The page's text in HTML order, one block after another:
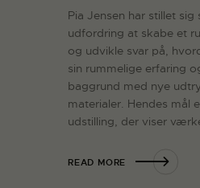
Pia Jensen har stillet sig
udfordring at skabe et
og udvikle svar på,
sin rummelige erfaring
baggrund med nye
materialer. Hendes mål
udstilling, der viser
READ MORE